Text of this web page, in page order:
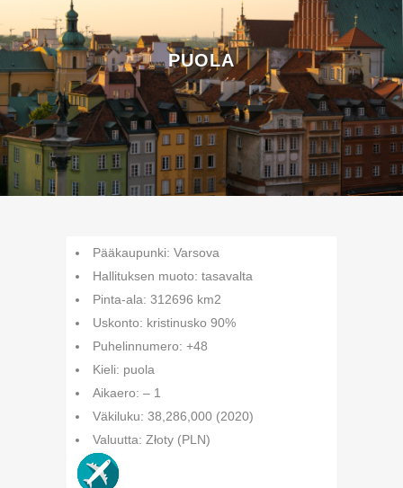
PUOLA
Pääkaupunki: Varsova
Hallituksen muoto: tasavalta
Pinta-ala: 312696 km2
Uskonto: kristinusko 90%
Puhelinnumero: +48
Kieli: puola
Aikaero: – 1
Väkiluku: 38,286,000 (2020)
Valuutta: Złoty (PLN)